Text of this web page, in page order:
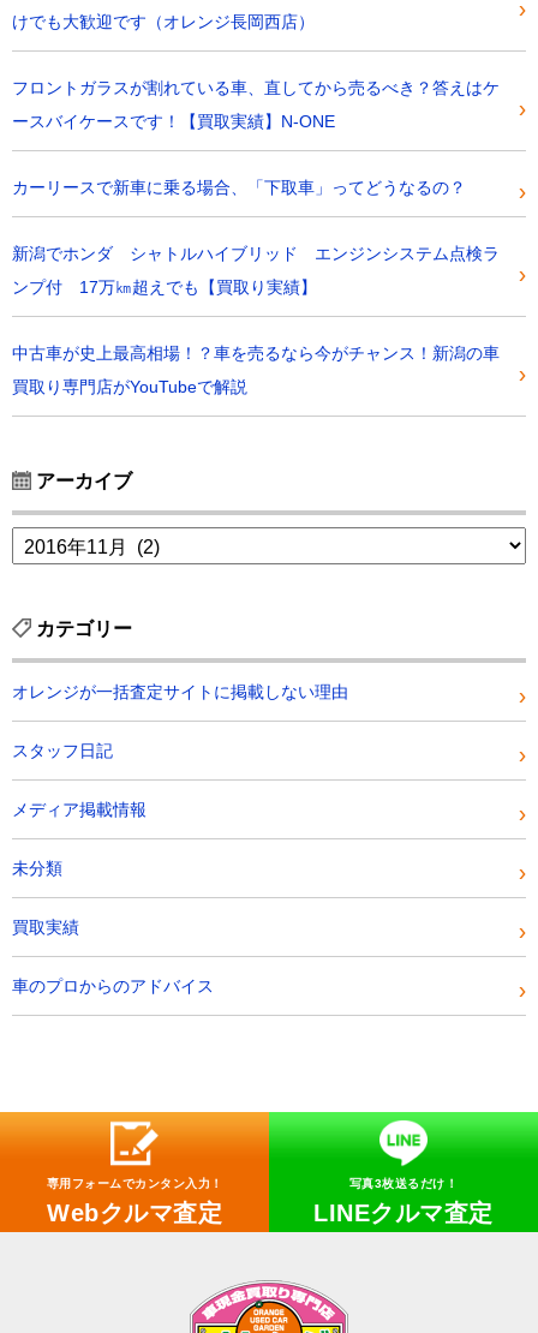
けでも大歓迎です（オレンジ長岡西店）
フロントガラスが割れている車、直してから売るべき？答えはケ
ースバイケースです！【買取実績】N-ONE
カーリースで新車に乗る場合、「下取車」ってどうなるの？
新潟でホンダ シャトルハイブリッド エンジンシステム点検ラ
ンプ付 17万㎞超えでも【買取り実績】
中古車が史上最高相場！？車を売るなら今がチャンス！新潟の車
買取り専門店がYouTubeで解説
アーカイブ
カテゴリー
オレンジが一括査定サイトに掲載しない理由
スタッフ日記
メディア掲載情報
未分類
買取実績
車のプロからのアドバイス
専用フォームでカンタン入力！
Webクルマ査定
写真3枚送るだけ！
LINEクルマ査定